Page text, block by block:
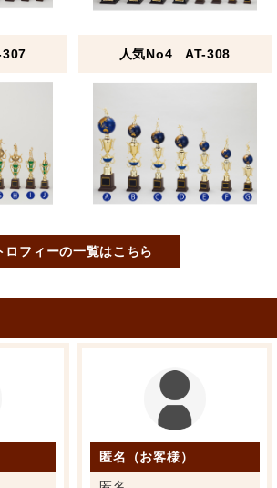
人気No4 AT-308
ロフィーの一覧はこちら
匿名（お客様）